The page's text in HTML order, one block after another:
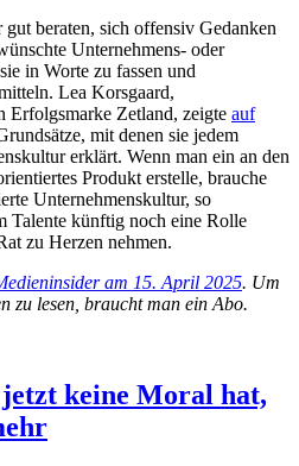
beraten, sich offensiv Gedanken
Unternehmens- oder
in Worte zu fassen und
Lea Korsgaard,
Erfolgsmarke Zetland, zeigte auf
mit denen sie jedem
erklärt. Wenn man ein an den
Produkt erstelle, brauche
Unternehmenskultur, so
Talente künftig noch eine Rolle
zu Herzen nehmen.
am 15. April 2025. Um
zu lesen, braucht man ein Abo.
keine Moral hat,